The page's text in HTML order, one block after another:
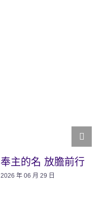
奉主的名 放膽前行
2026 年 06 月 29 日